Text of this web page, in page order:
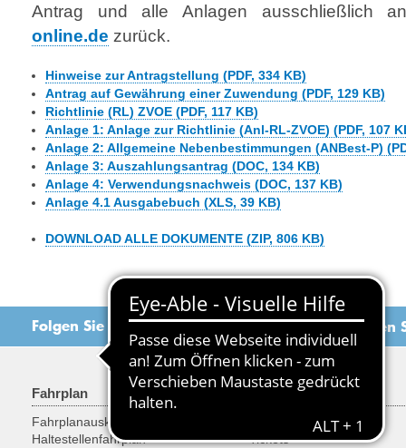
Antrag und alle Anlagen ausschließlich
online.de zurück.
Hinweise zur Antragstellung (PDF, 334 KB)
Antrag auf Gewährung einer Zuwendung (PDF, 129 KB)
Richtlinie (RL) ZVOE (PDF, 117 KB)
Anlage 1: Anlage zur Richtlinie (Anl-RL-ZVOE) (PDF, 107
Anlage 2: Allgemeine Nebenbestimmungen (ANBest-P)
Anlage 3: Auszahlungsantrag (DOC, 134 KB)
Anlage 4: Verwendungsnachweis (DOC, 137 KB)
Anlage 4.1 Ausgabebuch (XLS, 39 KB)
DOWNLOAD ALLE DOKUMENTE (ZIP, 806 KB)
Folgen Sie uns Empfehlen
Fahrplan
Fahrplanauskunft
Haltestellenfahrplan
Tarif & Tickets
Tickets